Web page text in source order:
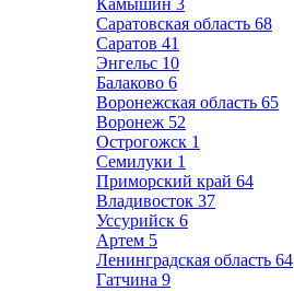
Камышин 3
Саратовская область 68
Саратов 41
Энгельс 10
Балаково 6
Воронежская область 65
Воронеж 52
Острогожск 1
Семилуки 1
Приморский край 64
Владивосток 37
Уссурийск 6
Артем 5
Ленинградская область 64
Гатчина 9